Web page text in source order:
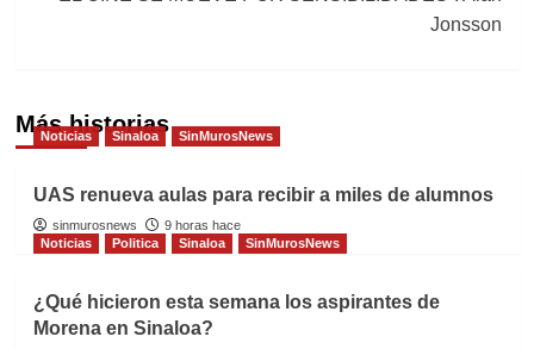
Jonsson
Más historias
Noticias Sinaloa SinMurosNews
UAS renueva aulas para recibir a miles de alumnos
sinmurosnews
9 horas hace
Noticias
Politica Sinaloa SinMurosNews
¿Qué hicieron esta semana los aspirantes de
Morena en Sinaloa?